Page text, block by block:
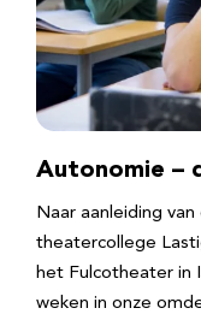
Autonomie –
Naar aanleiding
theatercollege
het Fulcotheater in
weken in onze